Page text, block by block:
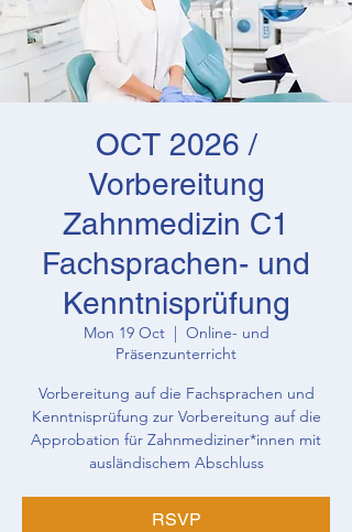
OCT 2026 /
Vorbereitung
Zahnmedizin C1
Fachsprachen- und
Kenntnisprüfung
Mon 19 Oct
  |
Online- und
Präsenzunterricht
Vorbereitung auf die Fachsprachen und
Kenntnisprüfung zur Vorbereitung auf die
Approbation für Zahnmediziner*innen mit
ausländischem Abschluss
RSVP